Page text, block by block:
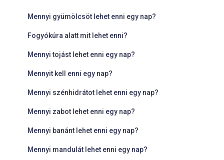
Mennyi gyümölcsöt lehet enni egy nap?
Fogyókúra alatt mit lehet enni?
Mennyi tojást lehet enni egy nap?
Mennyit kell enni egy nap?
Mennyi szénhidrátot lehet enni egy nap?
Mennyi zabot lehet enni egy nap?
Mennyi banánt lehet enni egy nap?
Mennyi mandulát lehet enni egy nap?